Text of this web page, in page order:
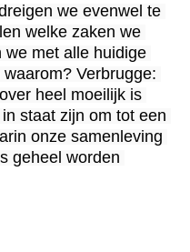
we evenwel te
welke zaken we
we met alle huidige
Verbrugge:
heel moeilijk is
staat zijn om tot een
onze samenleving
geheel worden